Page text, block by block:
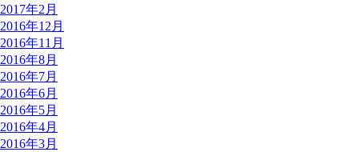
2017年2月
2016年12月
2016年11月
2016年8月
2016年7月
2016年6月
2016年5月
2016年4月
2016年3月